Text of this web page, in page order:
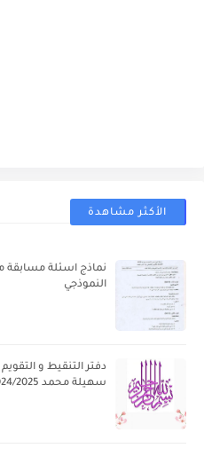
الأكثر مشاهدة
نماذج اسئلة
النموذجي
دفتر التنقيط و
سهيلة محمد 2024/2025